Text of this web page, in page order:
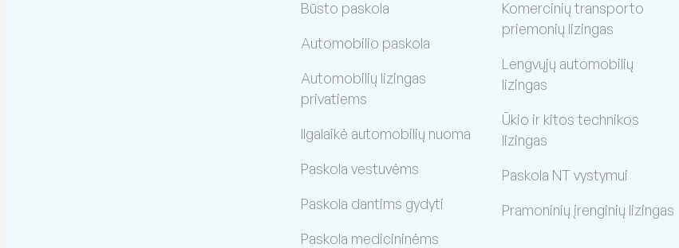
Būsto paskola
Automobilio paskola
Automobilių lizingas
privatiems
Ilgalaikė automobilių nuoma
Paskola vestuvėms
Paskola dantims gydyti
Paskola medicininėms
Komercinių transporto
priemonių lizingas
Lengvųjų automobilių
lizingas
Ūkio ir kitos technikos
lizingas
Paskola NT vystymui
Pramoninių įrenginių lizingas